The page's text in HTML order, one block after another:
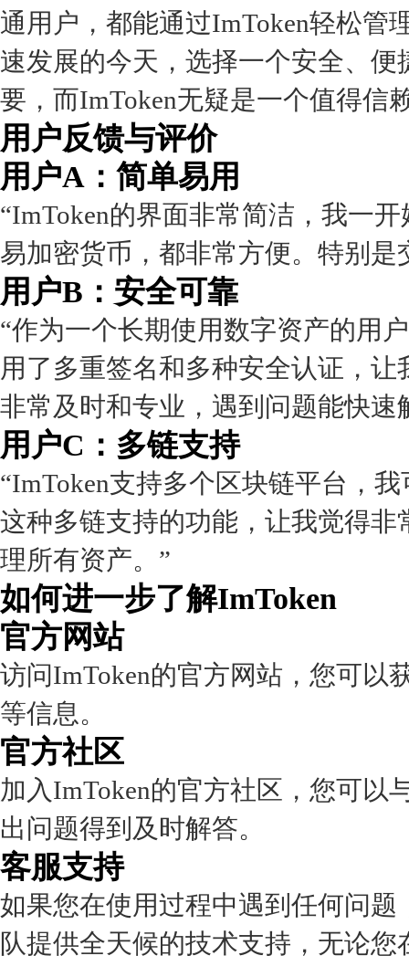
通用户，都能通过ImToken轻松管
速发展的今天，选择一个安全、
要，而ImToken无疑是一个值得信
用户反馈与评价
用户A：简单易用
“ImToken的界面非常简洁，我一
易加密货币，都非常方便。特别
用户B：安全可靠
“作为一个长期使用数字资产的用
用了多重签名和多种安全认证，
非常及时和专业，遇到问题能快速
用户C：多链支持
“ImToken支持多个区块链平台，
这种多链支持的功能，让我觉得
理所有资产。”
如何进一步了解ImToken
官方网站
访问ImToken的官方网站，您可以
等信息。
官方社区
加入ImToken的官方社区，您可以
出问题得到及时解答。
客服支持
如果您在使用过程中遇到任何问
队提供全天候的技术支持，无论